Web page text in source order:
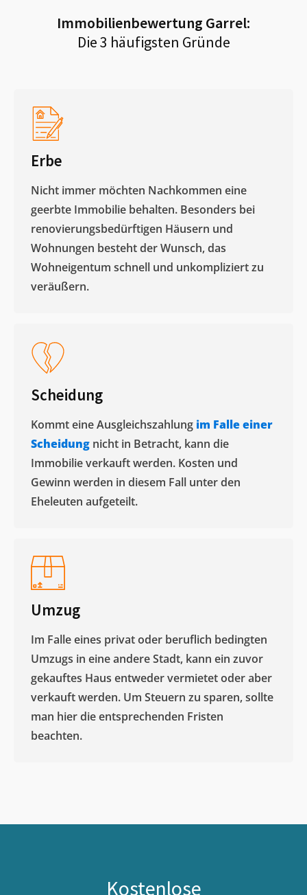
Immobilienbewertung Garrel:
Die 3 häufigsten Gründe
Erbe
Nicht immer möchten Nachkommen eine
geerbte Immobilie behalten. Besonders bei
renovierungsbedürftigen Häusern und
Wohnungen besteht der Wunsch, das
Wohneigentum schnell und unkompliziert zu
veräußern. ​
Scheidung
Kommt eine Ausgleichszahlung im Falle einer
Scheidung nicht in Betracht, kann die
Immobilie verkauft werden. Kosten und
Gewinn werden in diesem Fall unter den
Eheleuten aufgeteilt.​
Umzug
Im Falle eines privat oder beruflich bedingten
Umzugs in eine andere Stadt, kann ein zuvor
gekauftes Haus entweder vermietet oder aber
verkauft werden. Um Steuern zu sparen, sollte
man hier die entsprechenden Fristen
beachten.
Kostenlose